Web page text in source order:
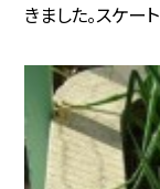
きました。スケー